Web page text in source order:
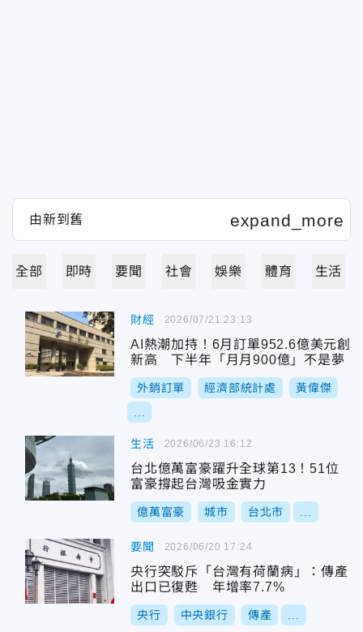
全部 即時 要聞 社會 娛樂 體育 生活
財經
AI熱潮加持！6月訂單952.6億美元創
新高 下半年「月月900億」不是夢
外銷訂單 經濟部統計處 黃偉傑
2026/07/21 23:13
生活
台北億萬富豪躍升全球第13！51位
富豪撐起台灣吸金實力
億萬富豪 城市 台北市
2026/06/23 16:12
要聞
央行突駁斥「台灣有荷蘭病」：傳產
出口已復甦 年增率7.7%
央行 中央銀行 傳產
2026/06/20 17:24